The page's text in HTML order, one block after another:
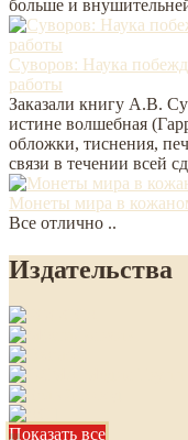
больше и
Суворов: Наука
работы
Заказали книгу А.В.
истине волшебная
обложки, тиснения,
связи в течении всей
Монеты мира в
Все отлично ..
Издательства
Показать все